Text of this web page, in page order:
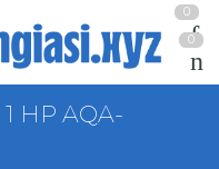
0
0
HP AQA-